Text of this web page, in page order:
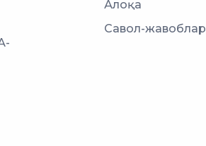
Алоқа
Савол-жавоблар